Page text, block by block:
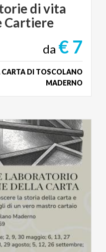
divita
Cartiere
da € 7
CARTA DI TOSCOLANO
MADERNO